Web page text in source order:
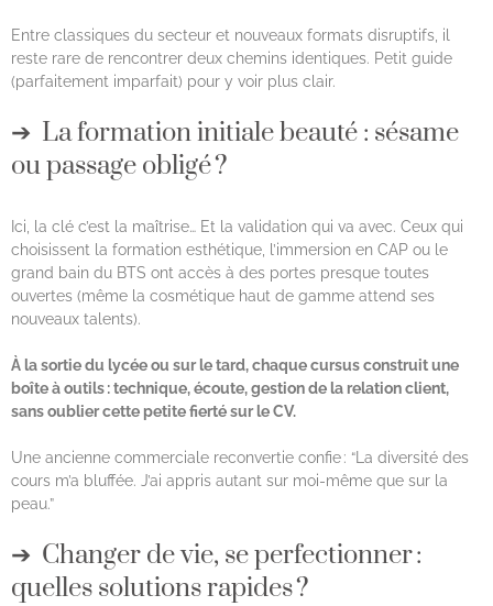
Entre classiques du secteur et nouveaux formats disruptifs, il
reste rare de rencontrer deux chemins identiques. Petit guide
(parfaitement imparfait) pour y voir plus clair.
La formation initiale beauté : sésame
ou passage obligé ?
Ici, la clé c’est la maîtrise… Et la validation qui va avec. Ceux qui
choisissent la formation esthétique, l’immersion en CAP ou le
grand bain du BTS ont accès à des portes presque toutes
ouvertes (même la cosmétique haut de gamme attend ses
nouveaux talents).
À la sortie du lycée ou sur le tard, chaque cursus construit une
boîte à outils : technique, écoute, gestion de la relation client,
sans oublier cette petite fierté sur le CV.
Une ancienne commerciale reconvertie confie : “La diversité des
cours m’a bluffée. J’ai appris autant sur moi-même que sur la
peau.”
Changer de vie, se perfectionner :
quelles solutions rapides ?